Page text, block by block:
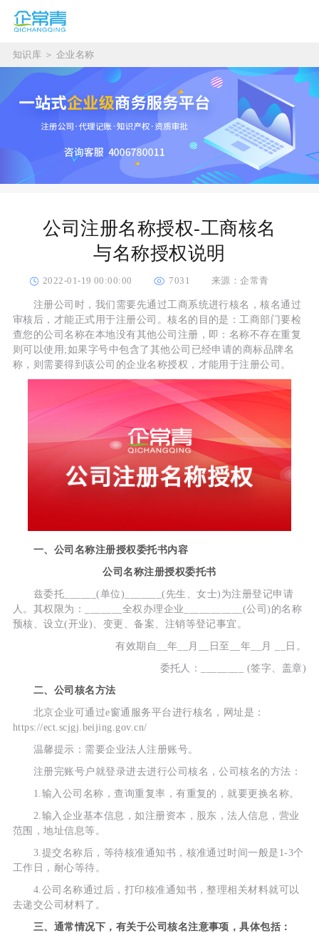
知识库 ＞ 企业名称
公司注册名称授权-工商核名
与名称授权说明
2022-01-19 00:00:00 7031 来源：企常青
注册公司时，我们需要先通过工商系统进行核名，核名通过
审核后，才能正式用于注册公司。核名的目的是：工商部门要检
查您的公司名称在本地没有其他公司注册，即：名称不存在重复
则可以使用;如果字号中包含了其他公司已经申请的商标品牌名
称，则需要得到该公司的企业名称授权，才能用于注册公司。
一、公司名称注册授权委托书内容
公司名称注册授权委托书
兹委托______(单位)_______(先生、女士)为注册登记申请
人。其权限为：_______全权办理企业___________(公司)的名称
预核、设立(开业)、变更、备案、注销等登记事宜。
有效期自__年__月__日至__年__月 __日。
委托人：________ (签字、盖章)
二、公司核名方法
北京企业可通过e窗通服务平台进行核名，网址是：
https://ect.scjgj.beijing.gov.cn/
温馨提示：需要企业法人注册账号。
注册完账号户就登录进去进行公司核名，公司核名的方法：
1.输入公司名称，查询重复率，有重复的，就要更换名称。
2.输入企业基本信息，如注册资本，股东，法人信息，营业
范围，地址信息等。
3.提交名称后，等待核准通知书，核准通过时间一般是1-3个
工作日，耐心等待。
4.公司名称通过后，打印核准通知书，整理相关材料就可以
去递交公司材料了。
三、通常情况下，有关于公司核名注意事项，具体包括：